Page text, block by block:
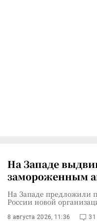
На Западе
замороженным
На Западе предложили
России новой
8 августа 2026, 11:36 31